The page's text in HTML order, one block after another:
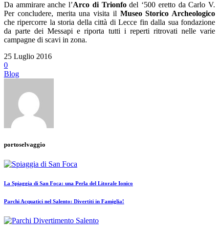
Da ammirare anche l’Arco di Trionfodel ‘500 eretto da Carlo V.
Per concludere, merita una visita il Museo Storico Archeologico
che ripercorre la storia della città di Lecce fin dalla sua fondazione
da parte dei Messapi e riporta tutti i reperti ritrovati nelle varie
campagne di scavi in zona.
25 Luglio 2016
0
Blog
portoselvaggio
La Spiaggia di San Foca: una Perla del Litorale Ionico
Parchi Acquatici nel Salento: Divertiti in Famiglia!